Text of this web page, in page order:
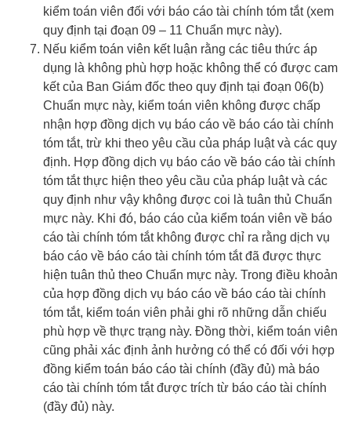
kiểm toán viên đối với báo cáo tài chính tóm tắt (xem
quy định tại đoạn 09 – 11 Chuẩn mực này).
Nếu kiểm toán viên kết luận rằng các tiêu thức áp
dụng là không phù hợp hoặc không thể có được cam
kết của Ban Giám đốc theo quy định tại đoạn 06(b)
Chuẩn mực này, kiểm toán viên không được chấp
nhận hợp đồng dịch vụ báo cáo về báo cáo tài chính
tóm tắt, trừ khi theo yêu cầu của pháp luật và các quy
định. Hợp đồng dịch vụ báo cáo về báo cáo tài chính
tóm tắt thực hiện theo yêu cầu của pháp luật và các
quy định như vậy không được coi là tuân thủ Chuẩn
mực này. Khi đó, báo cáo của kiểm toán viên về báo
cáo tài chính tóm tắt không được chỉ ra rằng dịch vụ
báo cáo về báo cáo tài chính tóm tắt đã được thực
hiện tuân thủ theo Chuẩn mực này. Trong điều khoản
của hợp đồng dịch vụ báo cáo về báo cáo tài chính
tóm tắt, kiểm toán viên phải ghi rõ những dẫn chiếu
phù hợp về thực trạng này. Đồng thời, kiểm toán viên
cũng phải xác định ảnh hưởng có thể có đối với hợp
đồng kiểm toán báo cáo tài chính (đầy đủ) mà báo
cáo tài chính tóm tắt được trích từ báo cáo tài chính
(đầy đủ) này.